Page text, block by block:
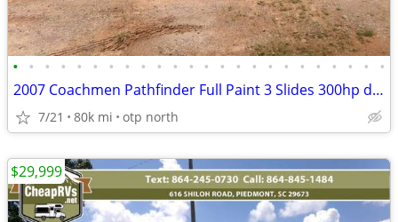
• • • • • • • • • • • • • • • • • • • • • • • •
2007 Coachmen Pathfinder Full Paint 3 Slides 300hp diesel motorhome RV
7/21 80k mi otp north
$29,999